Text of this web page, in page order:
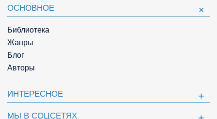
ОСНОВНОЕ
Библиотека
Жанры
Блог
Авторы
ИНТЕРЕСНОЕ
МЫ В СОЦСЕТЯХ